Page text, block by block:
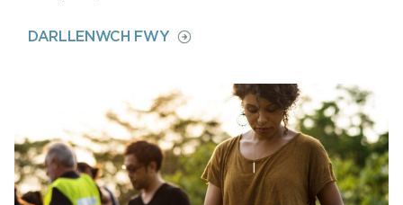
DARLLENWCH FWYON
ORIEL
Y
PARC